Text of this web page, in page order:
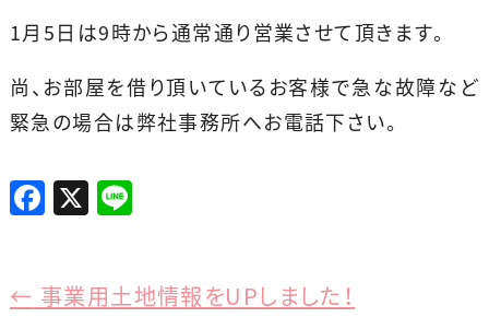
1月5日は9時から通常通り営業させて頂きます。
尚、お部屋を借り頂いているお客様で急な故障など
緊急の場合は弊社事務所へお電話下さい。
F
a
e
X Li
n
← 事業用土地情報をUPしました！